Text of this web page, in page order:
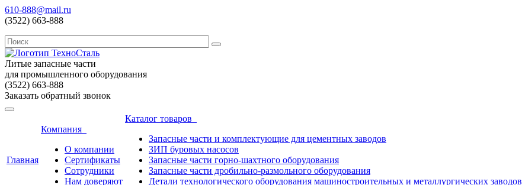
610-888@mail.ru
(3522) 663-888
Литые запасные части
для промышленного оборудования
(3522) 663-888
Заказать обратный звонок
Главная
Компания
О компании
Сертификаты
Сотрудники
Нам доверяют
Каталог товаров
Запасные части и комплектующие для цементных заводов
ЗИП буровых насосов
Запасные части горно-шахтного оборудования
Запасные части дробильно-размольного оборудования
Детали технологического оборудования машиностроительных и металлургических заводов